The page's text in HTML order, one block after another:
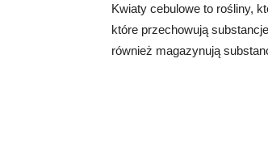
Kwiaty cebulowe to rośliny,
które przechowują
również magazynują